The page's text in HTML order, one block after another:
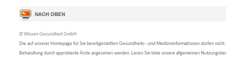
© Wissen Gesundheit GmbH
Die auf unserer Homepage für Sie bereitgestellten Gesundheits– und Medizininformationen dürfen nicht
Behandlung durch approbierte Ärzte angesehen werden. Lesen Sie bitte unsere allgemeinen